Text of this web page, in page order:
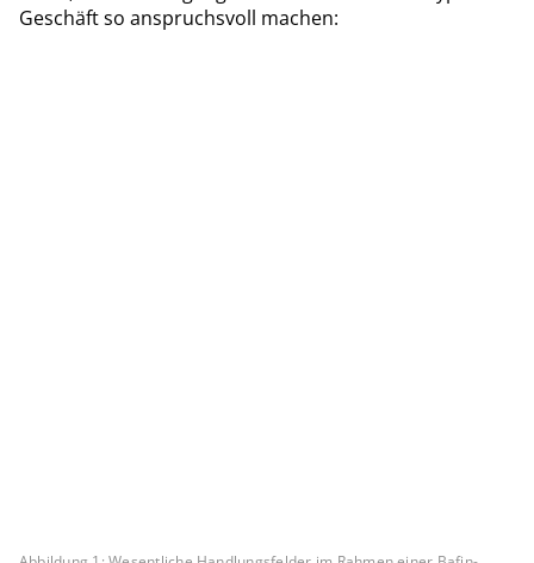
Geschäft so anspruchsvoll machen: